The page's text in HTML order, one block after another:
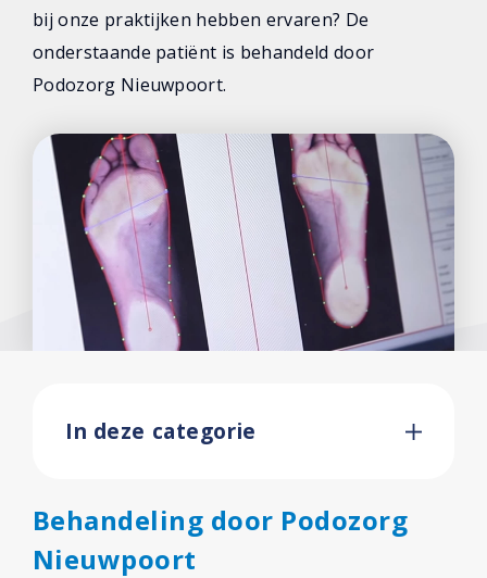
bij onze praktijken hebben ervaren? De
onderstaande patiënt is behandeld door
Podozorg Nieuwpoort.
In deze categorie
Behandeling door Podozorg
Nieuwpoort